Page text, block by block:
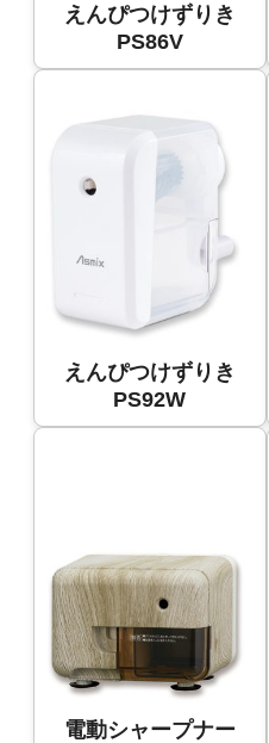
えんぴつけずりき
PS86V
えんぴつけずりき
PS92W
電動シャープナー